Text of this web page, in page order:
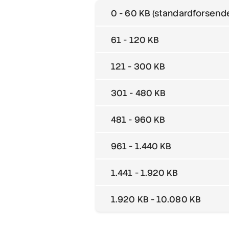
0 - 60 KB
61 - 120 KB
121 - 300 KB
301 - 480 KB
481 - 960 KB
961 - 1.440 KB
1.441 - 1.920 KB
1.920 KB - 10.080 KB